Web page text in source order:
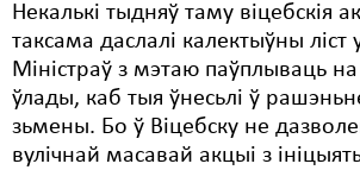
Некалькі тыдняў таму віцебскія
таксама даслалі калектыўны ліст
Міністраў з мэтаю паўплываць на
ўлады, каб тыя ўнесьлі ў
зьмены. Бо ў Віцебску не
вулічнай масавай акцыі з